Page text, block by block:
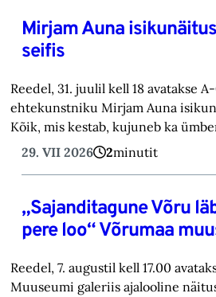
Mirjam Auna
seifis
Reedel, 31. juulil kell 18 avatakse
ehtekunstniku Mirjam Auna
Kõik, mis kestab, kujuneb ka
29. VII 2026
2minutit
„Sajanditagune Võru
pere loo“ Võrumaa
Reedel, 7. augustil kell 17.00
Muuseumi galeriis ajalooline